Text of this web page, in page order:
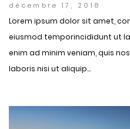
décembre 17, 2018
Lorem ipsum dolor sit amet,
eiusmod temporincididunt ut
enim ad minim veniam, quis
laboris nisi ut aliquip...